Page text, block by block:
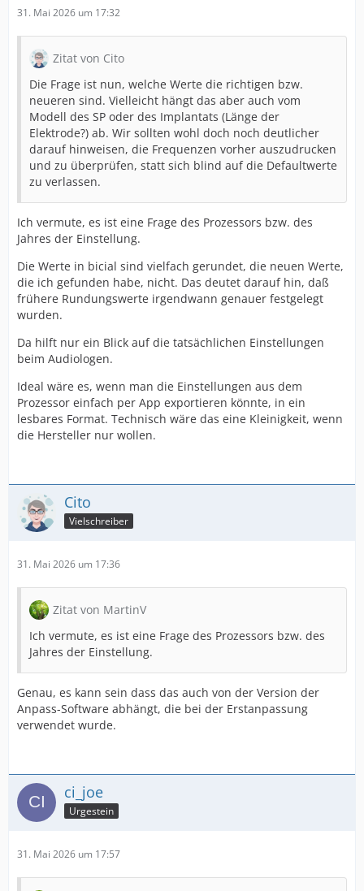
31. Mai 2026 um 17:32
Zitat von Cito
Die Frage ist nun, welche Werte die richtigen bzw.
neueren sind. Vielleicht hängt das aber auch vom
Modell des SP oder des Implantats (Länge der
Elektrode?) ab. Wir sollten wohl doch noch deutlicher
darauf hinweisen, die Frequenzen vorher auszudrucken
und zu überprüfen, statt sich blind auf die Defaultwerte
zu verlassen.
Ich vermute, es ist eine Frage des Prozessors bzw. des
Jahres der Einstellung.
Die Werte in bicial sind vielfach gerundet, die neuen Werte,
die ich gefunden habe, nicht. Das deutet darauf hin, daß
frühere Rundungswerte irgendwann genauer festgelegt
wurden.
Da hilft nur ein Blick auf die tatsächlichen Einstellungen
beim Audiologen.
Ideal wäre es, wenn man die Einstellungen aus dem
Prozessor einfach per App exportieren könnte, in ein
lesbares Format. Technisch wäre das eine Kleinigkeit, wenn
die Hersteller nur wollen.
Cito
Vielschreiber
31. Mai 2026 um 17:36
Zitat von MartinV
Ich vermute, es ist eine Frage des Prozessors bzw. des
Jahres der Einstellung.
Genau, es kann sein dass das auch von der Version der
Anpass-Software abhängt, die bei der Erstanpassung
verwendet wurde.
ci_joe
Urgestein
31. Mai 2026 um 17:57